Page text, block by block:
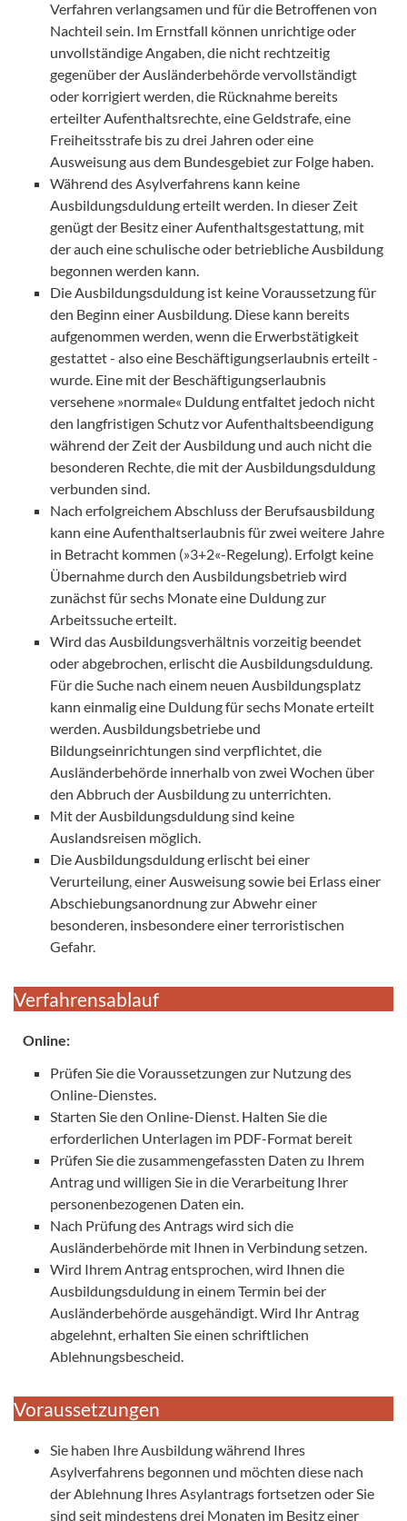
Verfahren verlangsamen und für die Betroffenen von
Nachteil sein. Im Ernstfall können unrichtige oder
unvollständige Angaben, die nicht rechtzeitig
gegenüber der Ausländerbehörde vervollständigt
oder korrigiert werden, die Rücknahme bereits
erteilter Aufenthaltsrechte, eine Geldstrafe, eine
Freiheitsstrafe bis zu drei Jahren oder eine
Ausweisung aus dem Bundesgebiet zur Folge haben.
Während des Asylverfahrens kann keine
Ausbildungsduldung erteilt werden. In dieser Zeit
genügt der Besitz einer Aufenthaltsgestattung, mit
der auch eine schulische oder betriebliche Ausbildung
begonnen werden kann.
Die Ausbildungsduldung ist keine Voraussetzung für
den Beginn einer Ausbildung. Diese kann bereits
aufgenommen werden, wenn die Erwerbstätigkeit
gestattet - also eine Beschäftigungserlaubnis erteilt -
wurde. Eine mit der Beschäftigungserlaubnis
versehene »normale« Duldung entfaltet jedoch nicht
den langfristigen Schutz vor Aufenthaltsbeendigung
während der Zeit der Ausbildung und auch nicht die
besonderen Rechte, die mit der Ausbildungsduldung
verbunden sind.
Nach erfolgreichem Abschluss der Berufsausbildung
kann eine Aufenthaltserlaubnis für zwei weitere Jahre
in Betracht kommen (»3+2«-Regelung). Erfolgt keine
Übernahme durch den Ausbildungsbetrieb wird
zunächst für sechs Monate eine Duldung zur
Arbeitssuche erteilt.
Wird das Ausbildungsverhältnis vorzeitig beendet
oder abgebrochen, erlischt die Ausbildungsduldung.
Für die Suche nach einem neuen Ausbildungsplatz
kann einmalig eine Duldung für sechs Monate erteilt
werden. Ausbildungsbetriebe und
Bildungseinrichtungen sind verpflichtet, die
Ausländerbehörde innerhalb von zwei Wochen über
den Abbruch der Ausbildung zu unterrichten.
Mit der Ausbildungsduldung sind keine
Auslandsreisen möglich.
Die Ausbildungsduldung erlischt bei einer
Verurteilung, einer Ausweisung sowie bei Erlass einer
Abschiebungsanordnung zur Abwehr einer
besonderen, insbesondere einer terroristischen
Gefahr.
Verfahrensablauf
Online:
Prüfen Sie die Voraussetzungen zur Nutzung des
Online-Dienstes.
Starten Sie den Online-Dienst. Halten Sie die
erforderlichen Unterlagen im PDF-Format bereit
Prüfen Sie die zusammengefassten Daten zu Ihrem
Antrag und willigen Sie in die Verarbeitung Ihrer
personenbezogenen Daten ein.
Nach Prüfung des Antrags wird sich die
Ausländerbehörde mit Ihnen in Verbindung setzen.
Wird Ihrem Antrag entsprochen, wird Ihnen die
Ausbildungsduldung in einem Termin bei der
Ausländerbehörde ausgehändigt. Wird Ihr Antrag
abgelehnt, erhalten Sie einen schriftlichen
Ablehnungsbescheid.
Voraussetzungen
Sie haben Ihre Ausbildung während Ihres
Asylverfahrens begonnen und möchten diese nach
der Ablehnung Ihres Asylantrags fortsetzen oder Sie
sind seit mindestens drei Monaten im Besitz einer